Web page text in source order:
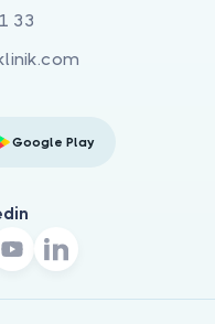
33
Google Play